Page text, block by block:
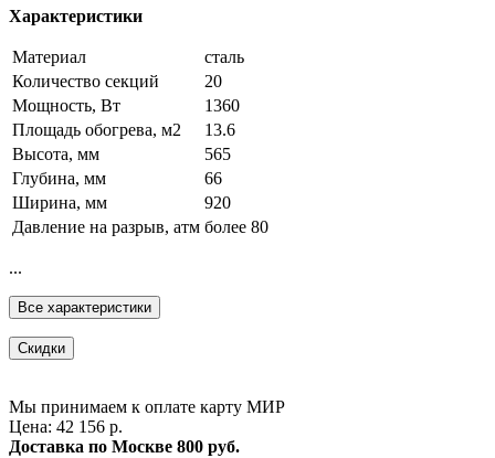
Характеристики
Материал
сталь
Количество секций
20
Мощность, Вт
1360
Площадь обогрева, м2
13.6
Высота, мм
565
Глубина, мм
66
Ширина, мм
920
Давление на разрыв, атм более 80
...
Все характеристики
Скидки
Мы принимаем к оплате карту МИР
Цена: 42 156 р.
Доставка по Москве 800 руб.